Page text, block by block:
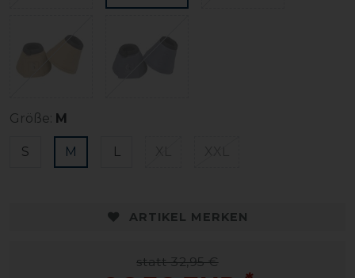
Größe: M
S M L
ARTIKEL MERKEN
statt 32,95 €